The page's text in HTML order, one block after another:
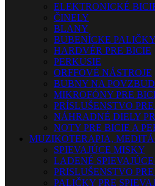
ELEKTRONICKÉ
ČINELY
BLANY
BUBENÍCKE
HARDVÉR PRE BICIE
PERKUSIE
ORFFOVÉ NÁSTROJE
BUBNY NA
MIKROFÓNY PRE
PRÍSLUŠENSTVO
NÁHRADNÉ DIELY
NOTY PRE BICIE A
MUZIKOTERAPIA,
SPIEVAJÚCE MISKY
LADENÉ
PRISLUŠENSTVO
PALIČKY PRE